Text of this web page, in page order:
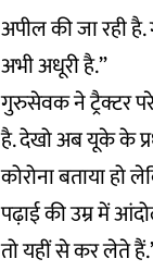
अपील की जा रही
अभी अधूरी है.”
गुरुसेवक ने ट्रैक्टर
है. देखो अब यूके के
कोरोना बताया
पढ़ाई की उम्र में
तो यहीं से कर लेते